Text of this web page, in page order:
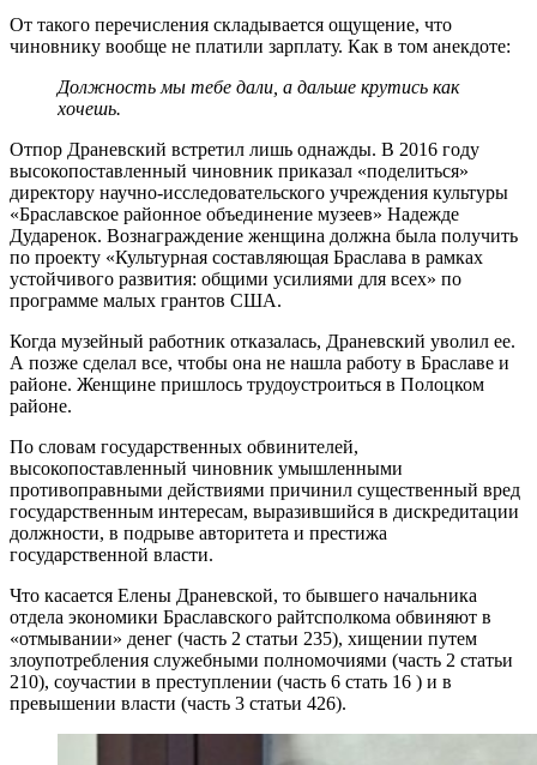
От такого перечисления складывается ощущение, что
чиновнику вообще не платили зарплату. Как в том анекдоте:
Должность мы тебе дали, а дальше крутись как
хочешь.
Отпор Драневский встретил лишь однажды. В 2016 году
высокопоставленный чиновник приказал «поделиться»
директору научно-исследовательского учреждения культуры
«Браславское районное объединение музеев» Надежде
Дударенок. Вознаграждение женщина должна была получить
по проекту «Культурная составляющая Браслава в рамках
устойчивого развития: общими усилиями для всех» по
программе малых грантов США.
Когда музейный работник отказалась, Драневский уволил ее.
А позже сделал все, чтобы она не нашла работу в Браславе и
районе. Женщине пришлось трудоустроиться в Полоцком
районе.
По словам государственных обвинителей,
высокопоставленный чиновник умышленными
противоправными действиями причинил существенный вред
государственным интересам, выразившийся в дискредитации
должности, в подрыве авторитета и престижа
государственной власти.
Что касается Елены Драневской, то бывшего начальника
отдела экономики Браславского райтсполкома обвиняют в
«отмывании» денег (часть 2 статьи 235), хищении путем
злоупотребления служебными полномочиями (часть 2 статьи
210), соучастии в преступлении (часть 6 стать 16 ) и в
превышении власти (часть 3 статьи 426).